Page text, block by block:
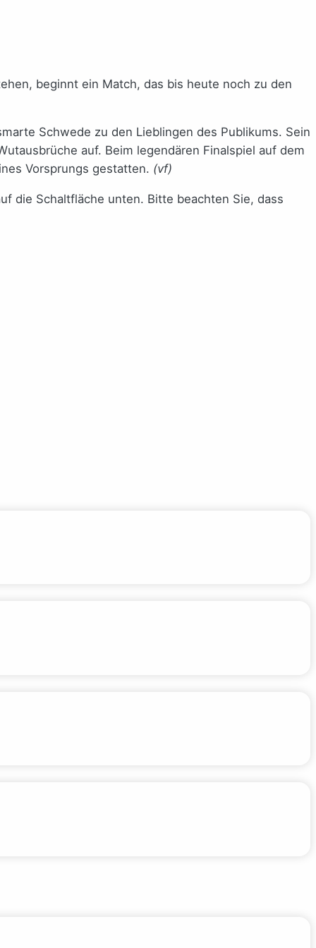
beginnt ein Match, das bis heute noch zu den
Schwede zu den Lieblingen des Publikums. Sein
auf. Beim legendären Finalspiel auf dem
Vorsprungs gestatten. (vf)
die Schaltfläche unten. Bitte beachten Sie, dass